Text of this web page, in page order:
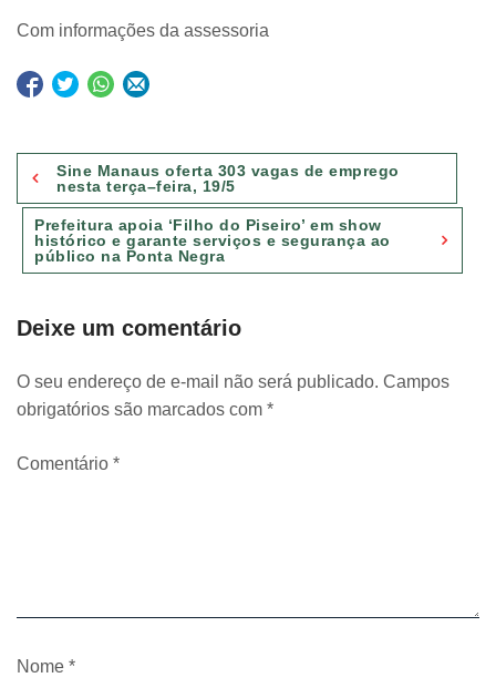
Com informações da assessoria
Navegação
de
Post
Sine Manaus oferta 303 vagas de emprego
nesta terça–feira, 19/5
Prefeitura apoia ‘Filho do Piseiro’ em show
histórico e garante serviços e segurança ao
público na Ponta Negra
Deixe um comentário
O seu endereço de e-mail não será publicado. Campos
obrigatórios são marcados com *
Comentário *
Nome *